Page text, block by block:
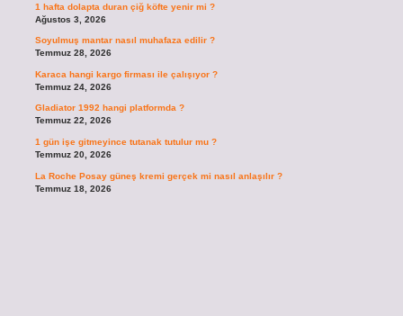
1 hafta dolapta duran çiğ köfte yenir mi ?
Ağustos 3, 2026
Soyulmuş mantar nasıl muhafaza edilir ?
Temmuz 28, 2026
Karaca hangi kargo firması ile çalışıyor ?
Temmuz 24, 2026
Gladiator 1992 hangi platformda ?
Temmuz 22, 2026
1 gün işe gitmeyince tutanak tutulur mu ?
Temmuz 20, 2026
La Roche Posay güneş kremi gerçek mi nasıl anlaşılır ?
Temmuz 18, 2026